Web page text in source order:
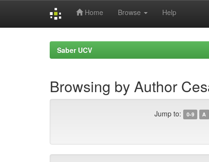
Home Browse Help
Saber UCV
Browsing by Author
Jump to: 0-9 A